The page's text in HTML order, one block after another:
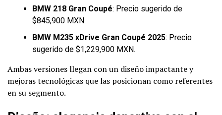
BMW 218 Gran Coupé: Precio sugerido de
$845,900 MXN.
BMW M235 xDrive Gran Coupé 2025: Precio
sugerido de $1,229,900 MXN.
Ambas versiones llegan con un diseño impactante y
mejoras tecnológicas que las posicionan como referentes
en su segmento.